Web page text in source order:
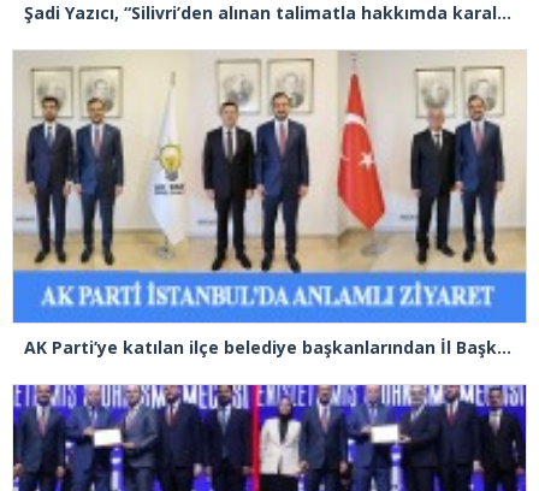
Şadi Yazıcı, “Silivri’den alınan talimatla hakkımda karalama kampanyası yürütülüyor”
AK Parti’ye katılan ilçe belediye başkanlarından İl Başkanı Özdemir’e ziyaret